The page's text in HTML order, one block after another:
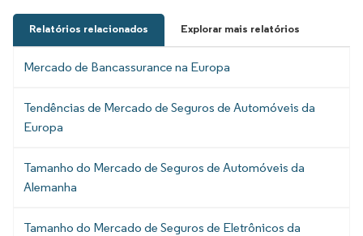
Relatórios relacionados Explorar mais relatórios
Mercado de Bancassurance na Europa
Tendências de Mercado de Seguros de Automóveis da
Europa
Tamanho do Mercado de Seguros de Automóveis da
Alemanha
Tamanho do Mercado de Seguros de Eletrônicos da